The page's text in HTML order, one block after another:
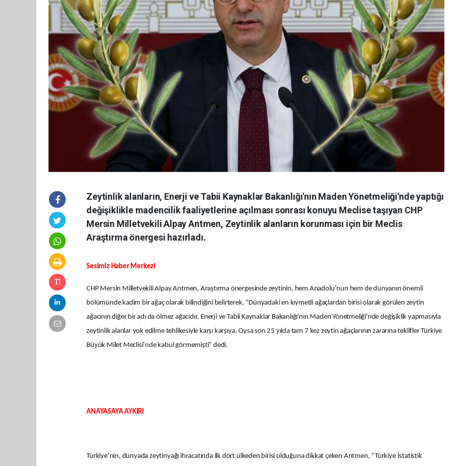
Zeytinlik alanların, Enerji ve Tabii Kaynaklar Bakanlığı'nın Maden Yönetmeliği'nde yaptığı
değişiklikle madencilik faaliyetlerine açılması sonrası konuyu Meclise taşıyan CHP
Mersin Milletvekili Alpay Antmen, Zeytinlik alanların korunması için bir Meclis
Araştırma önergesi hazırladı.
Sesimiz Haber Merkezi
CHP Mersin Milletvekili Alpay Antmen, Araştırma önergesinde zeytinin, hem Anadolu’nun hem de dünyanın önemli
bölümünde kadim bir ağaç olarak bilindiğini belirterek, “Dünyadaki en kıymetli ağaçlardan birisi olarak görülen zeytin
ağacının diğer bir adı da ölmez ağacıdır. Enerji ve Tabii Kaynaklar Bakanlığı'nın Maden Yönetmeliği'nde değişiklik yapmasıyla
zeytinlik alanlar yok edilme tehlikesiyle karşı karşıya. Oysa son 25 yılda tam 7 kez zeytin ağaçlarının zararına teklifler Türkiye
Büyük Milet Meclisi’nde kabul görmemişti” dedi.
ANAYASAYA AYKIRI
Türkiye’nin, dünyada zeytinyağı ihracatında ilk dört ülkeden birisi olduğuna dikkat çeken Antmen, “Türkiye İstatistik